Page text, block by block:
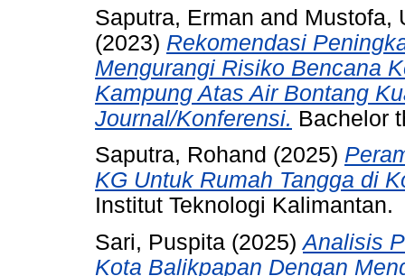
Saputra, Erman and Mustofa,
(2023) Rekomendasi
Mengurangi Risiko Bencana
Kampung Atas Air Bontang
Journal/Konferensi. Bachelor
Saputra, Rohand (2025)
KG Untuk Rumah Tangga di
Institut Teknologi Kalimantan.
Sari, Puspita (2025)Analisis
Kota Balikpapan Dengan